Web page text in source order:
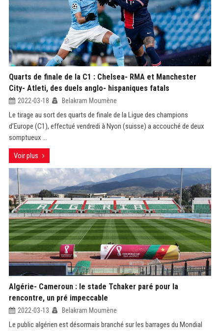
Quarts de finale de la C1 : Chelsea- RMA et Manchester
City- Atleti, des duels anglo- hispaniques fatals
2022-03-18 Belakram Moumène
Le tirage au sort des quarts de finale de la Ligue des champions
d’Europe (C1), effectué vendredi à Nyon (suisse) a accouché de deux
somptueux ...
Voir plus
Algérie- Cameroun : le stade Tchaker paré pour la
rencontre, un pré impeccable
2022-03-13 Belakram Moumène
Le public algérien est désormais branché sur les barrages du Mondial